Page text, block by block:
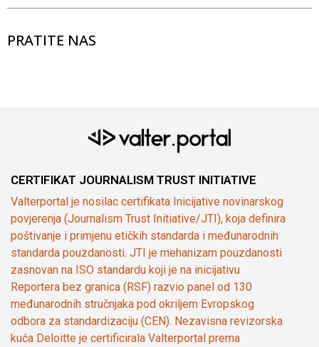
PRATITE NAS
CERTIFIKAT JOURNALISM TRUST INITIATIVE
Valterportal je nosilac certifikata Inicijative novinarskog
povjerenja (Journalism Trust Initiative/JTI), koja definira
poštivanje i primjenu etičkih standarda i međunarodnih
standarda pouzdanosti. JTI je mehanizam pouzdanosti
zasnovan na ISO standardu koji je na inicijativu
Reportera bez granica (RSF) razvio panel od 130
međunarodnih stručnjaka pod okriljem Evropskog
odbora za standardizaciju (CEN). Nezavisna revizorska
kuća Deloitte je certificirala Valterportal prema